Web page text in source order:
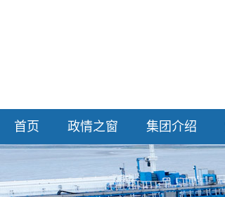
首页 政情之窗 集团介绍